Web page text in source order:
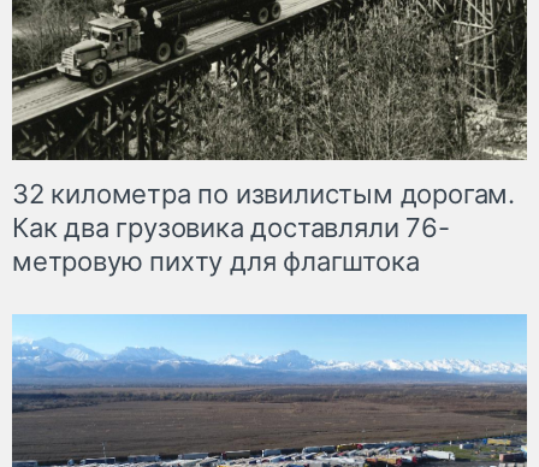
32 километра по извилистым дорогам.
Как два грузовика доставляли 76-
метровую пихту для флагштока